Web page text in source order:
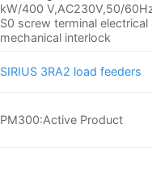
kW/400 V,AC230V,50/
S0 screw terminal electrical
mechanical interlock
SIRIUS 3RA2 load feeders
PM300:Active Product